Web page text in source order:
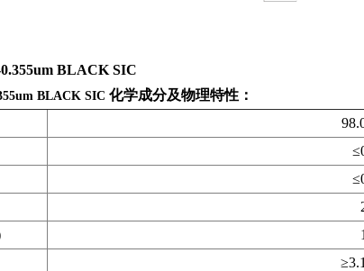
BLACK SIC
BLACK SIC 化学成分及物理特性：